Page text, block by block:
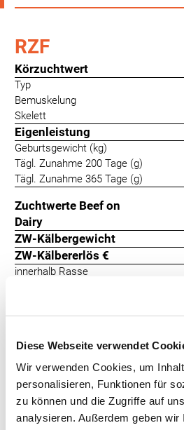
Diese Webseite verwendet
Wir verwenden Cookies, um
personalisieren, Funktionen für
zu können und die Zugriffe auf
analysieren. Außerdem geben
RZF
Körzuchtwert
Typ
Bemuskelung
Skelett
Eigenleistung
Geburtsgewicht (kg)
Tägl. Zunahme 200 Tage (g)
Tägl. Zunahme 365 Tage (g)
Zuchtwerte Beef on
Dairy
ZW-Kälbergewicht
ZW-Kälbererlös €
innerhalb Rasse
Auch Notable ist auf rein belgische
bisher geborenen Kälber in Verbindung
Geburten.